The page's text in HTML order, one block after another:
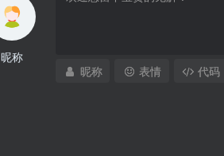
昵称
昵称 表情 代码